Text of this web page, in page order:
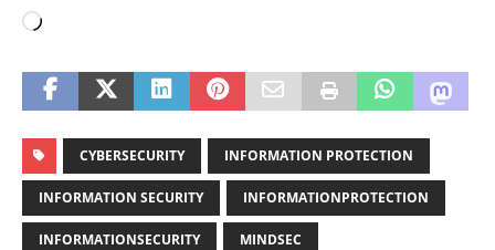
CYBERSECURITY INFORMATION PROTECTION
INFORMATION SECURITY INFORMATIONPROTECTION
INFORMATIONSECURITY MINDSEC